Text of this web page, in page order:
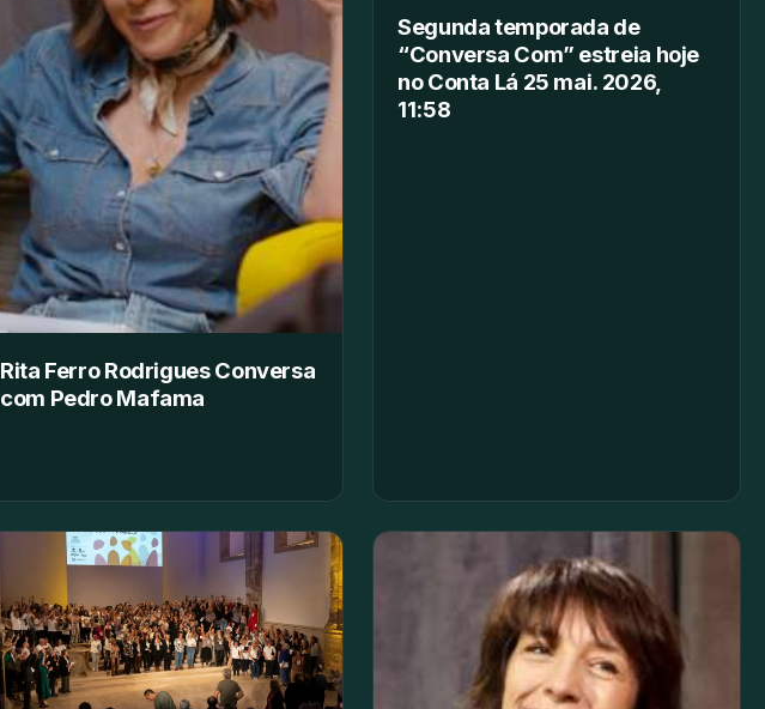
Rita Ferro Rodrigues Conversa
com Pedro Mafama
Segunda temporada de
“Conversa Com” estreia hoje
no Conta Lá 25 mai. 2026,
11:58